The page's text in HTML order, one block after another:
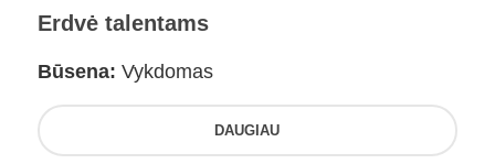
Erdvė talentams
Būsena: Vykdomas
DAUGIAU